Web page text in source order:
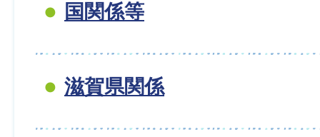
国関係等
滋賀県関係